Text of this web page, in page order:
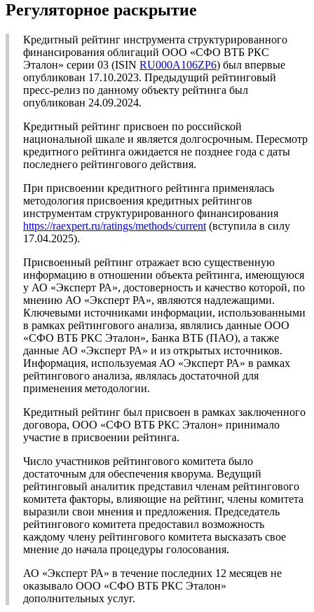
Регуляторное раскрытие
Кредитный рейтинг инструмента структурированного
финансирования облигаций ООО «СФО ВТБ РКС
Эталон» серии 03 (ISIN RU000A106ZP6) был впервые
опубликован 17.10.2023. Предыдущий рейтинговый
пресс-релиз по данному объекту рейтинга был
опубликован 24.09.2024.
Кредитный рейтинг присвоен по российской
национальной шкале и является долгосрочным. Пересмотр
кредитного рейтинга ожидается не позднее года с даты
последнего рейтингового действия.
При присвоении кредитного рейтинга применялась
методология присвоения кредитных рейтингов
инструментам структурированного финансирования
https://raexpert.ru/ratings/methods/current (вступила в силу
17.04.2025).
Присвоенный рейтинг отражает всю существенную
информацию в отношении объекта рейтинга, имеющуюся
у АО «Эксперт РА», достоверность и качество которой, по
мнению АО «Эксперт РА», являются надлежащими.
Ключевыми источниками информации, использованными
в рамках рейтингового анализа, являлись данные ООО
«СФО ВТБ РКС Эталон», Банка ВТБ (ПАО), а также
данные АО «Эксперт РА» и из открытых источников.
Информация, используемая АО «Эксперт РА» в рамках
рейтингового анализа, являлась достаточной для
применения методологии.
Кредитный рейтинг был присвоен в рамках заключенного
договора, ООО «СФО ВТБ РКС Эталон» принимало
участие в присвоении рейтинга.
Число участников рейтингового комитета было
достаточным для обеспечения кворума. Ведущий
рейтинговый аналитик представил членам рейтингового
комитета факторы, влияющие на рейтинг, члены комитета
выразили свои мнения и предложения. Председатель
рейтингового комитета предоставил возможность
каждому члену рейтингового комитета высказать свое
мнение до начала процедуры голосования.
АО «Эксперт РА» в течение последних 12 месяцев не
оказывало ООО «СФО ВТБ РКС Эталон»
дополнительных услуг.